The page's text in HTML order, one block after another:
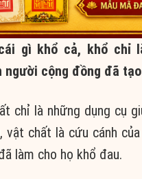
gì khổ cả, khổ chỉ
người cộng đồng đã
chỉ là những dụng cụ
vật chất là cứu cánh
làm cho họ khổ đau.